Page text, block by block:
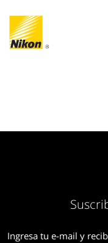
Ingresa tu e-mail y